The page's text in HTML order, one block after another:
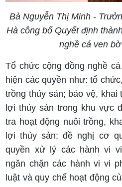
Bà Nguyễn Thị Minh -
Hà công bố Quyết định
nghề cá ven
Tổ chức cộng đồng nghề
hiện các quyền như: tổ
trồng thủy sản; bảo vệ, khai
lợi thủy sản trong khu vực
tra hoạt động nuôi trồng,
lợi thủy sản; đề nghị cơ
quyền xử lý các hành vi
ngăn chặn các hành vi vi
luật và quy chế hoạt động